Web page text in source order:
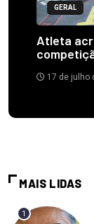
GERAL
Atleta
17 de julho
MAIS LIDAS
1